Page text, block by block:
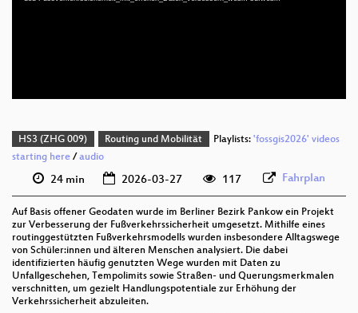
HS3 (ZHG 009) Routing und Mobilität Playlists: 'fossgis2026' videos
starting here /audio
24 min 2026-03-27 117 Fahrplan
Auf Basis offener Geodaten wurde im Berliner Bezirk Pankow ein Projekt
zur Verbesserung der Fußverkehrssicherheit umgesetzt. Mithilfe eines
routinggestützten Fußverkehrsmodells wurden insbesondere Alltagswege
von Schüler:innen und älteren Menschen analysiert. Die dabei
identifizierten häufig genutzten Wege wurden mit Daten zu
Unfallgeschehen, Tempolimits sowie Straßen- und Querungsmerkmalen
verschnitten, um gezielt Handlungspotentiale zur Erhöhung der
Verkehrssicherheit abzuleiten.